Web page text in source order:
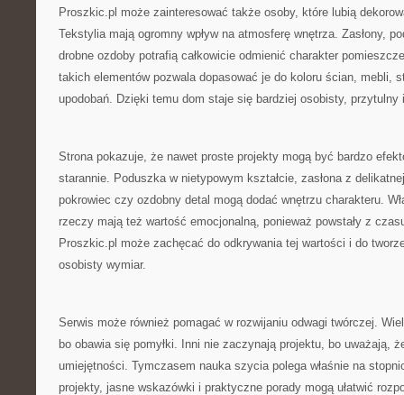
Proszkic.pl może zainteresować także osoby, które lubią
Tekstylia mają ogromny wpływ na atmosferę wnętrza. Zasłony,
drobne ozdoby potrafią całkowicie odmienić charakter
takich elementów pozwala dopasować je do koloru ścian, mebli,
upodobań. Dzięki temu dom staje się bardziej osobisty, przytulny
Strona pokazuje, że nawet proste projekty mogą być bardzo
starannie. Poduszka w nietypowym kształcie, zasłona z
pokrowiec czy ozdobny detal mogą dodać wnętrzu charakteru.
rzeczy mają też wartość emocjonalną, ponieważ powstały z
Proszkic.pl może zachęcać do odkrywania tej wartości i do
osobisty wymiar.
Serwis może również pomagać w rozwijaniu odwagi twórczej.
bo obawia się pomyłki. Inni nie zaczynają projektu, bo uważają,
umiejętności. Tymczasem nauka szycia polega właśnie na
projekty, jasne wskazówki i praktyczne porady mogą ułatwić